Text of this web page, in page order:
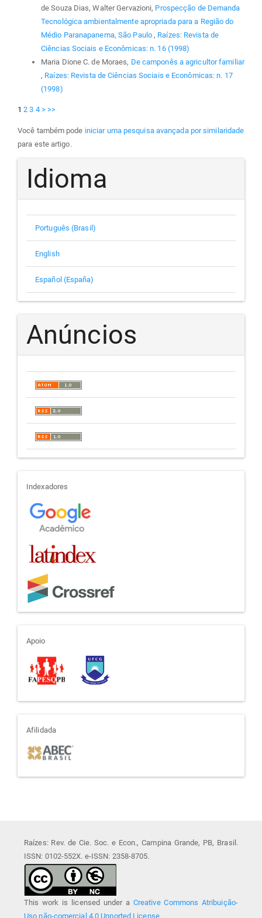
de Souza Dias, Walter Gervazioni, Prospecção de Demanda
Tecnológica ambientalmente apropriada para a Região do
Médio Paranapanema, São Paulo, Raízes: Revista de
Ciências Sociais e Econômicas: n. 16 (1998)
Maria Dione C. de Moraes, De camponês a agricultor familiar
, Raízes: Revista de Ciências Sociais e Econômicas: n. 17
(1998)
1 2 3 4 > >>
Você também pode iniciar uma pesquisa avançada por similaridade
para este artigo.
Idioma
Português (Brasil)
English
Español (España)
Anúncios
indexadores
Indexadores
apoio
Apoio
afiliada
Afilidada
Raízes: Rev. de Cie. Soc. e Econ., Campina Grande, PB, Brasil.
ISSN: 0102-552X. e-ISSN: 2358-8705.
This work is licensed under a Creative Commons Atribuição-
Uso não-comercial 4.0 Unported License.